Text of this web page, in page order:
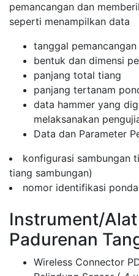
pemancangan dan
seperti menampilkan data
tanggal pemancangan
bentuk dan dimensi
panjang total tiang
panjang tertanam
data hammer yang
melaksanakan
Data dan Parameter
konfigurasi sambungan
tiang sambungan)
nomor identifikasi
Instrument/Alat
Padurenan
Wireless Connector